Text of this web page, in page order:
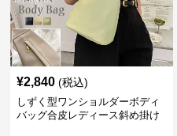
¥2,840 (税込)
しずく型ワンショルダーボディ
バッグ合皮レディース斜め掛け